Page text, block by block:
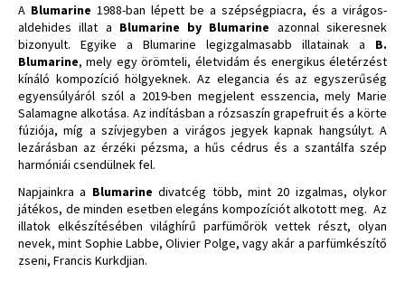
A Blumarine 1988-ban lépett be a szépségpiacra, és a virágos-
aldehides illat a Blumarine by Blumarine azonnal sikeresnek
bizonyult. Egyike a Blumarine legizgalmasabb illatainak a B.
Blumarine, mely egy örömteli, életvidám és energikus életérzést
kínáló kompozíció hölgyeknek. Az elegancia és az egyszerűség
egyensúlyáról szól a 2019-ben megjelent esszencia, mely Marie
Salamagne alkotása. Az indításban a rózsaszín grapefruit és a körte
fúziója, míg a szívjegyben a virágos jegyek kapnak hangsúlyt. A
lezárásban az érzéki pézsma, a hűs cédrus és a szantálfa szép
harmóniái csendülnek fel.
Napjainkra a Blumarinedivatcég több, mint 20 izgalmas, olykor
játékos, de minden esetben elegáns kompozíciót alkotott meg. Az
illatok elkészítésében világhírű parfümőrök vettek részt, olyan
nevek, mint Sophie Labbe, Olivier Polge, vagy akár a parfümkészítő
zseni, Francis Kurkdjian.